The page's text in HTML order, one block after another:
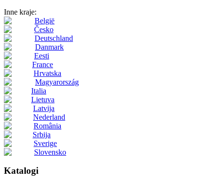
Inne kraje:
België
Česko
Deutschland
Danmark
Eesti
France
Hrvatska
Magyarország
Italia
Lietuva
Latvija
Nederland
România
Srbija
Sverige
Slovensko
Katalogi